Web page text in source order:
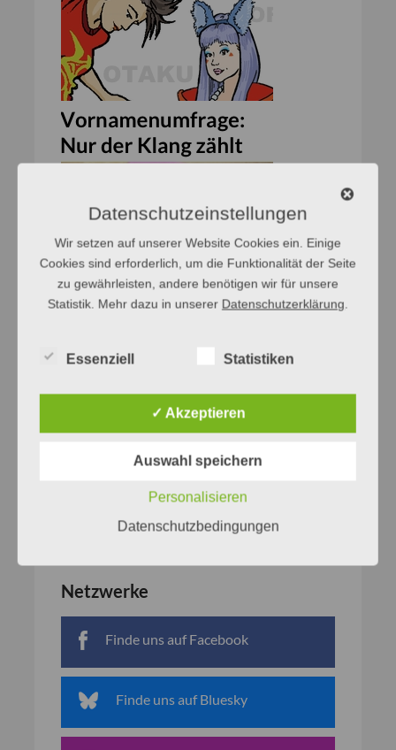
Netzwerke
Finde uns auf Facebook
Finde uns auf Bluesky
Datenschutzeinstellungen
Wir setzen auf unserer Website Cookies ein. Einige
Cookies sind erforderlich, um die Funktionalität der Seite
zu gewährleisten, andere benötigen wir für unsere
Statistik. Mehr dazu in unserer Datenschutzerklärung
Essenziell Statistiken
✓ Akzeptieren
Auswahl speichern
Personalisieren
Datenschutzbedingungen